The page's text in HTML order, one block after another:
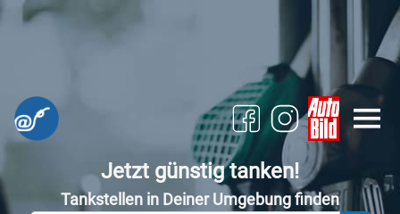
Jetzt günstig tanken!
Tankstellen in Deiner Umgebung finden